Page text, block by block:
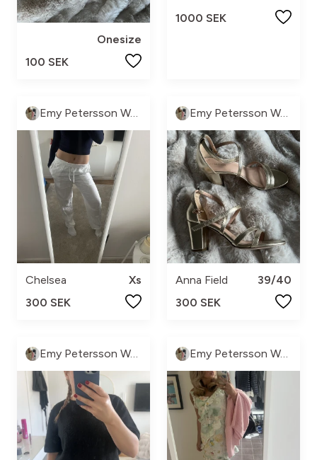
Onesize
100 SEK
1000 SEK
Emy Petersson Wennborg
Chelsea
Xs
300 SEK
Emy Petersson Wennborg
Anna Field
39/40
300 SEK
Emy Petersson Wennborg Emy Petersson Wennborg